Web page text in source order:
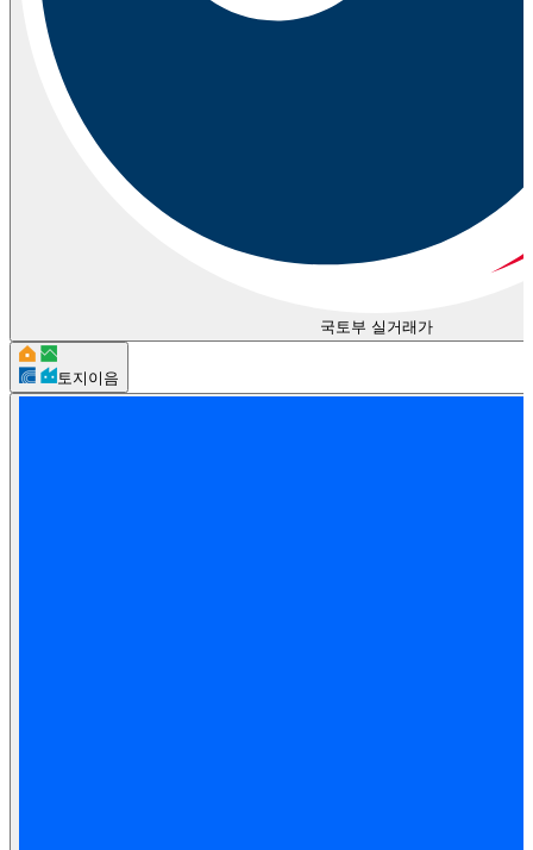
국토부 실거래가
토지이음